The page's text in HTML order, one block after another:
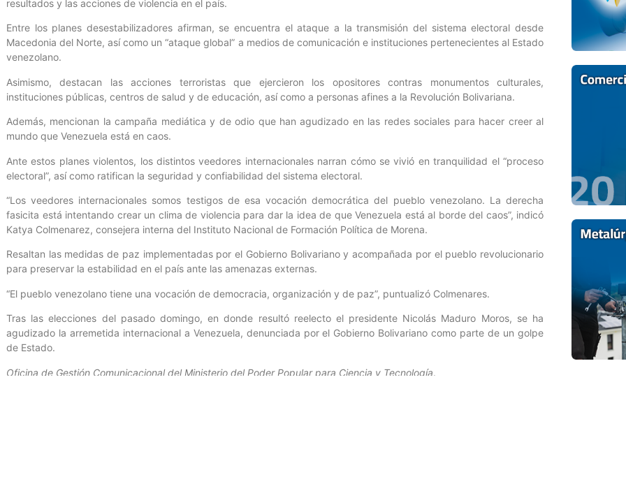
resultados y las acciones de violencia en el país.
Entre los planes desestabilizadores afirman, se encuentra el ataque a la transmisión del sistema electoral desde
Macedonia del Norte, así como un “ataque global” a medios de comunicación e instituciones pertenecientes al Estado
venezolano.
Asimismo, destacan las acciones terroristas que ejercieron los opositores contras monumentos culturales,
instituciones públicas, centros de salud y de educación, así como a personas afines a la Revolución Bolivariana.
Además, mencionan la campaña mediática y de odio que han agudizado en las redes sociales para hacer creer al
mundo que Venezuela está en caos.
Ante estos planes violentos, los distintos veedores internacionales narran cómo se vivió en tranquilidad el “proceso
electoral”, así como ratifican la seguridad y confiabilidad del sistema electoral.
“Los veedores internacionales somos testigos de esa vocación democrática del pueblo venezolano. La derecha
fasicita está intentando crear un clima de violencia para dar la idea de que Venezuela está al borde del caos”, indicó
Katya Colmenarez, consejera interna del Instituto Nacional de Formación Política de Morena.
Resaltan las medidas de paz implementadas por el Gobierno Bolivariano y acompañada por el pueblo revolucionario
para preservar la estabilidad en el país ante las amenazas externas.
“El pueblo venezolano tiene una vocación de democracia, organización y de paz”, puntualizó Colmenares.
Tras las elecciones del pasado domingo, en donde resultó reelecto el presidente Nicolás Maduro Moros, se ha
agudizado la arremetida internacional a Venezuela, denunciada por el Gobierno Bolivariano como parte de un golpe
de Estado.
Oficina de Gestión Comunicacional del Ministerio del Poder Popular para Ciencia y Tecnología.